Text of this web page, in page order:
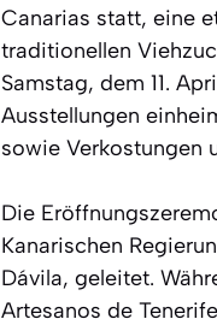
Canarias statt, eine
traditionellen
Samstag, dem 11.
Ausstellungen
sowie Verkostungen
Die
Kanarischen
Dávila, geleitet.
Artesanos de